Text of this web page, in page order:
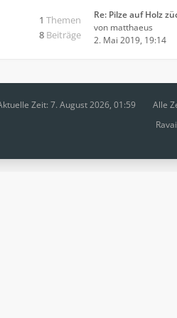
1 Themen
8 Beiträge
Re: Pilze auf Holz
von matthaeus
2. Mai 2019, 19:14
Alle
Zeit: 7. August 2026, 01:59